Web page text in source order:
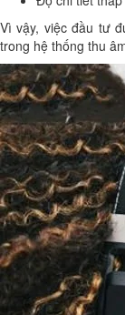
Vì vậy, việc đầu tư
trong hệ thống thu